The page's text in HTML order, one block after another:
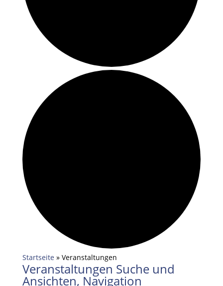
Startseite » Veranstaltungen
Veranstaltungen
Veranstaltungen Suche und
Ansichten, Navigation